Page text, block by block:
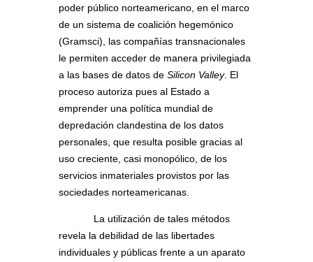
poder público norteamericano, en el marco
de un sistema de coalición hegemónico
(Gramsci), las compañías transnacionales
le permiten acceder de manera privilegiada
a las bases de datos de Silicon Valley. El
proceso autoriza pues al Estado a
emprender una política mundial de
depredación clandestina de los datos
personales, que resulta posible gracias al
uso creciente, casi monopólico, de los
servicios inmateriales provistos por las
sociedades norteamericanas.
La utilización de tales métodos
revela la debilidad de las libertades
individuales y públicas frente a un aparato